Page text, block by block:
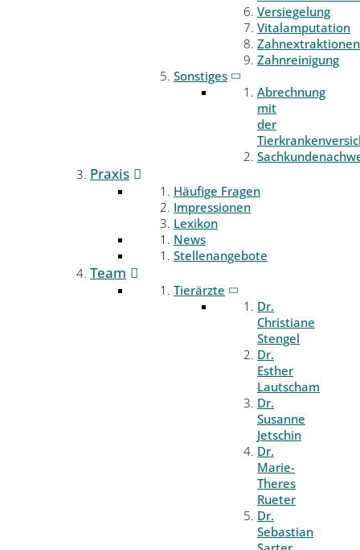
Versiegelung
Vitalamputation
Zahnextraktionen
Zahnreinigung
Sonstiges
Abrechnung
mit
der
Praxis
Häufige Fragen
Impressionen
Lexikon
News
Stellenangebote
Team
Tierärzte
Dr.
Christiane
Stengel
Dr.
Esther
Lautscham
Dr.
Susanne
Jetschin
Dr.
Marie-
Theres
Rueter
Dr.
Sebastian